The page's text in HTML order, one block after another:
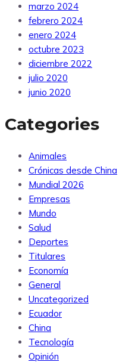
marzo 2024
febrero 2024
enero 2024
octubre 2023
diciembre 2022
julio 2020
junio 2020
Categories
Animales
Crónicas desde China
Mundial 2026
Empresas
Mundo
Salud
Deportes
Titulares
Economía
General
Uncategorized
Ecuador
China
Tecnología
Opinión